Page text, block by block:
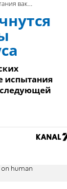
коронавируса
испытания
on human